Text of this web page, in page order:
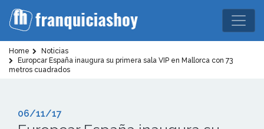
Home
Noticias
Europcar España inaugura su primera sala VIP en Mallorca con 73
metros cuadrados
06/11/17